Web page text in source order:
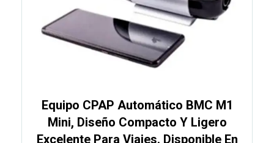
Equipo CPAP Automático BMC M1
Mini, Diseño Compacto Y Ligero
Excelente Para Viajes. Disponible En